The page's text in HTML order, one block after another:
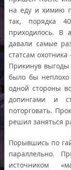
на еду и химию
так, порядка
приходилось. В
давали самые
статсам
Прикинув
было бы неплохо
одной стороны
допингами и
поторговать.
решил заняться
Порывшись по
параллельно.
источником